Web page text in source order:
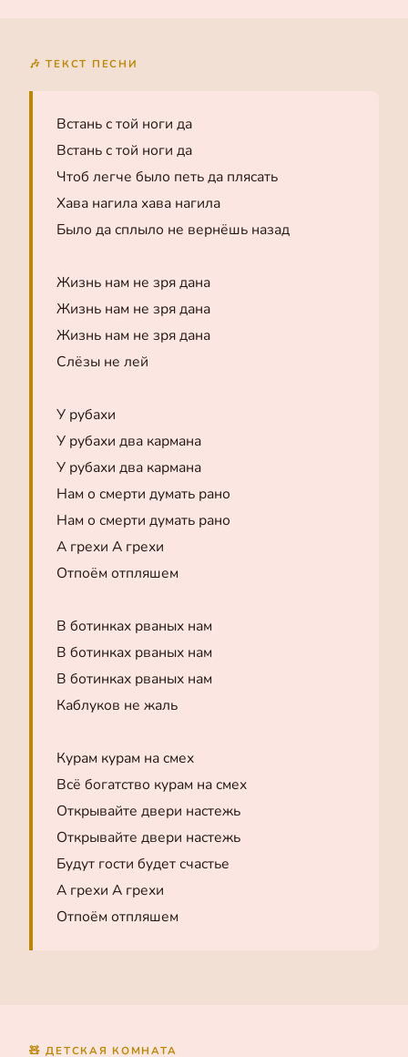
🎶 ТЕКСТ ПЕСНИ
Встань с той ноги да
Встань с той ноги да
Чтоб легче было петь да плясать
Хава нагила хава нагила
Было да сплыло не вернёшь назад
Жизнь нам не зря дана
Жизнь нам не зря дана
Жизнь нам не зря дана
Слёзы не лей
У рубахи
У рубахи два кармана
У рубахи два кармана
Нам о смерти думать рано
Нам о смерти думать рано
А грехи А грехи
Отпоём отпляшем
В ботинках рваных нам
В ботинках рваных нам
В ботинках рваных нам
Каблуков не жаль
Курам курам на смех
Всё богатство курам на смех
Открывайте двери настежь
Открывайте двери настежь
Будут гости будет счастье
А грехи А грехи
Отпоём отпляшем
🧸 ДЕТСКАЯ КОМНАТА